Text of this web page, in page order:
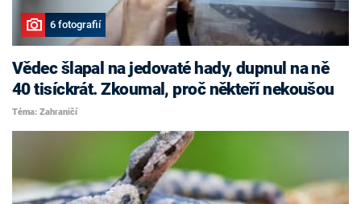
6 fotografií
Vědec šlapal na jedovaté hady, dupnul na ně
40 tisíckrát. Zkoumal, proč někteří nekoušou
Téma: Zahraničí